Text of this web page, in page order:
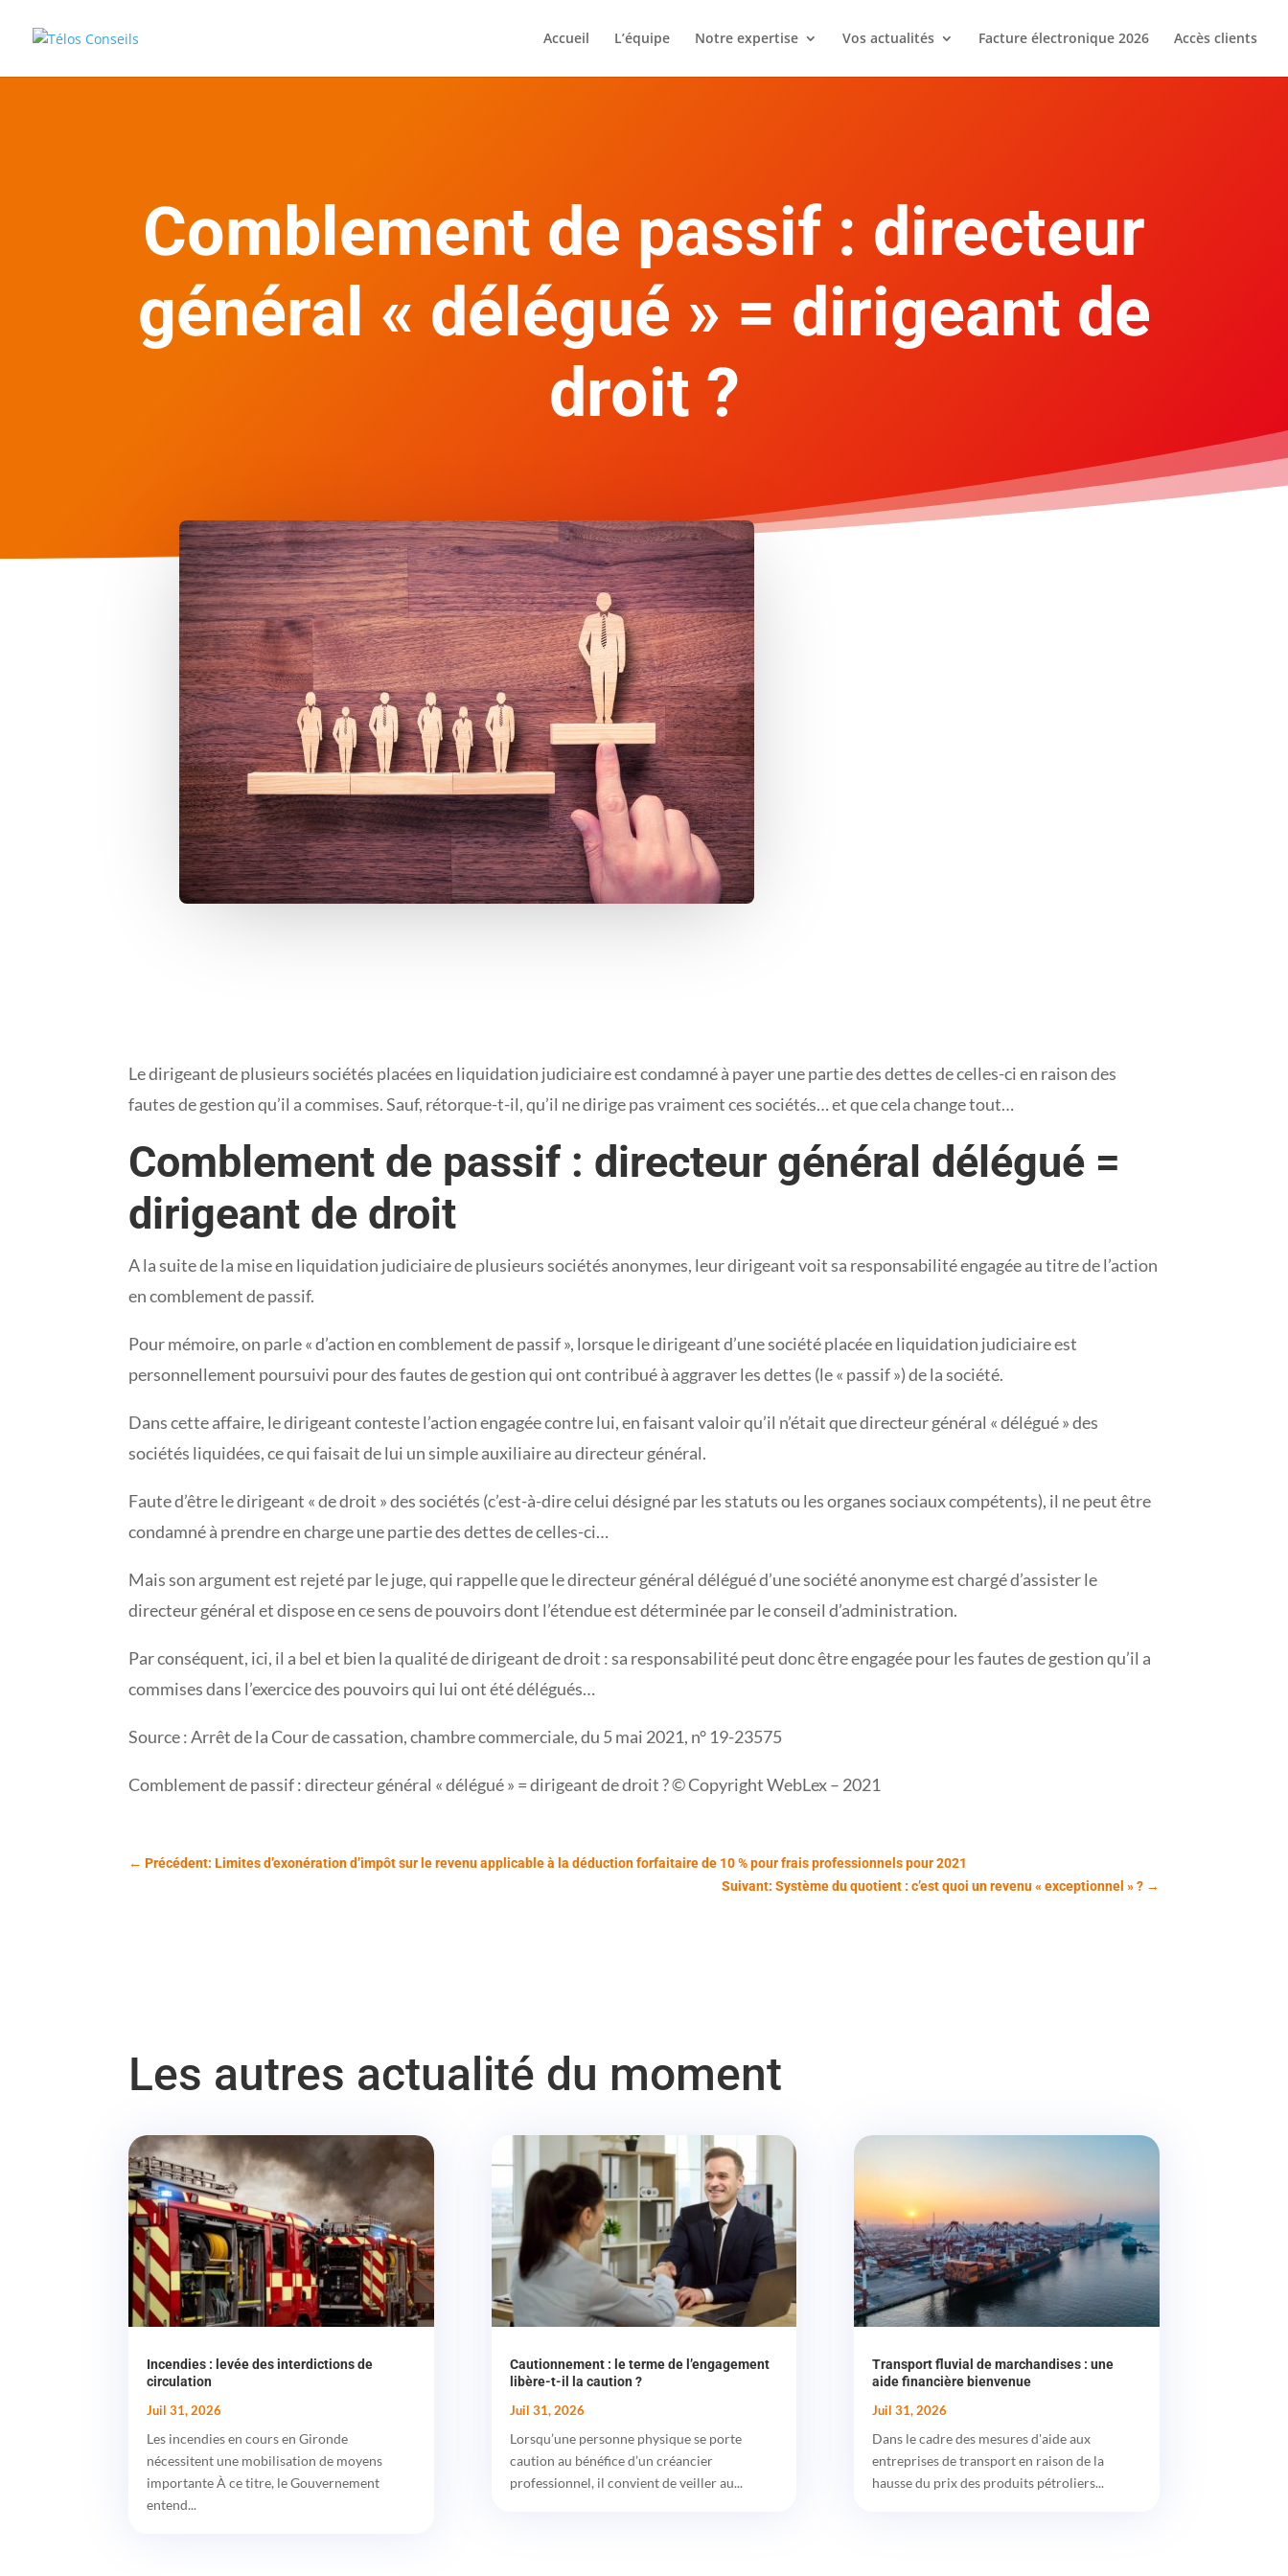
Accueil L’équipe Notre expertise Vos actualités Facture électronique 2026 Accès clients
Comblement de passif : directeur
général « délégué » = dirigeant de
droit ?
Le dirigeant de plusieurs sociétés placées en liquidation judiciaire est condamné à payer une partie des dettes de celles-ci en raison des
fautes de gestion qu’il a commises. Sauf, rétorque-t-il, qu’il ne dirige pas vraiment ces sociétés… et que cela change tout…
Comblement de passif : directeur général délégué =
dirigeant de droit
A la suite de la mise en liquidation judiciaire de plusieurs sociétés anonymes, leur dirigeant voit sa responsabilité engagée au titre de l’action
en comblement de passif.
Pour mémoire, on parle « d’action en comblement de passif », lorsque le dirigeant d’une société placée en liquidation judiciaire est
personnellement poursuivi pour des fautes de gestion qui ont contribué à aggraver les dettes (le « passif ») de la société.
Dans cette affaire, le dirigeant conteste l’action engagée contre lui, en faisant valoir qu’il n’était que directeur général « délégué » des
sociétés liquidées, ce qui faisait de lui un simple auxiliaire au directeur général.
Faute d’être le dirigeant « de droit » des sociétés (c’est-à-dire celui désigné par les statuts ou les organes sociaux compétents), il ne peut être
condamné à prendre en charge une partie des dettes de celles-ci…
Mais son argument est rejeté par le juge, qui rappelle que le directeur général délégué d’une société anonyme est chargé d’assister le
directeur général et dispose en ce sens de pouvoirs dont l’étendue est déterminée par le conseil d’administration.
Par conséquent, ici, il a bel et bien la qualité de dirigeant de droit : sa responsabilité peut donc être engagée pour les fautes de gestion qu’il a
commises dans l’exercice des pouvoirs qui lui ont été délégués…
Source : Arrêt de la Cour de cassation, chambre commerciale, du 5 mai 2021, n° 19-23575
Comblement de passif : directeur général « délégué » = dirigeant de droit ? © Copyright WebLex – 2021
←Précédent: Limites d’exonération d’impôt sur le revenu applicable à la déduction forfaitaire de 10 % pour frais professionnels pour 2021
Suivant: Système du quotient : c’est quoi un revenu « exceptionnel » ?→
Les autres actualité du moment
Incendies : levée des interdictions de
circulation
Juil 31, 2026
Les incendies en cours en Gironde
nécessitent une mobilisation de moyens
importante À ce titre, le Gouvernement
entend...
Cautionnement : le terme de l’engagement
libère-t-il la caution ?
Juil 31, 2026
Lorsqu’une personne physique se porte
caution au bénéfice d’un créancier
professionnel, il convient de veiller au...
Transport fluvial de marchandises : une
aide financière bienvenue
Juil 31, 2026
Dans le cadre des mesures d'aide aux
entreprises de transport en raison de la
hausse du prix des produits pétroliers...